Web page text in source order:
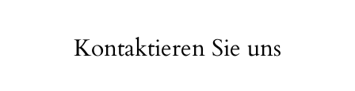
Kontaktieren Sie uns